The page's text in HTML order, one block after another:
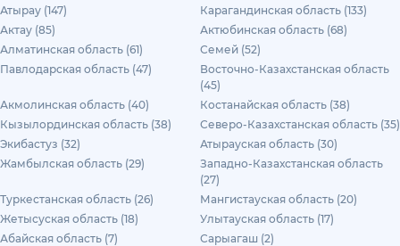
Атырау (147)
Карагандинская область (133)
Актау (85)
Актюбинская область (68)
Алматинская область (61)
Семей (52)
Павлодарская область (47)
Восточно-Казахстанская область
(45)
Акмолинская область (40)
Костанайская область (38)
Кызылординская область (38)
Северо-Казахстанская область (35)
Экибастуз (32)
Атырауская область (30)
Жамбылская область (29)
Западно-Казахстанская область
(27)
Туркестанская область (26)
Мангистауская область (20)
Жетысуская область (18)
Улытауская область (17)
Абайская область (7)
Сарыагаш (2)